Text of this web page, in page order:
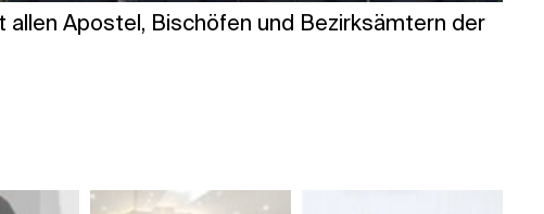
Apostel, Bischöfen und Bezirksämtern der